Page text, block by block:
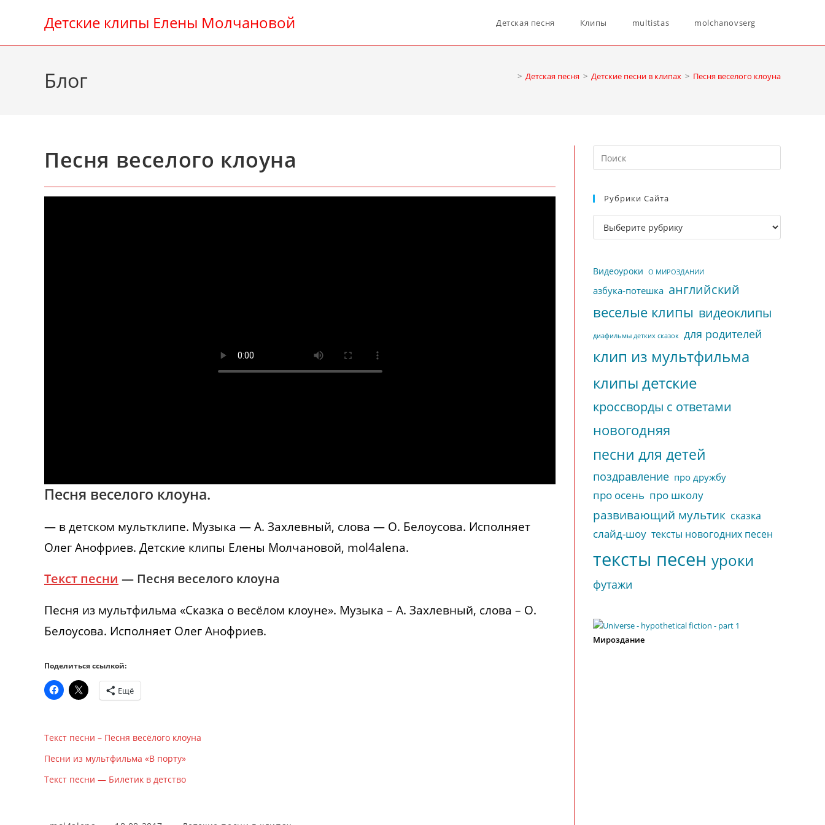
Детские клипы Елены Молчановой Детская песня Клипы multistas molchanovserg
Блог > Детская песня > Детские песни в клипах > Песня веселого клоуна
Песня веселого клоуна
Песня веселого клоуна.
— в детском мультклипе. Музыка — А. Захлевный, слова — О. Белоусова. Исполняет
Олег Анофриев. Детские клипы Елены Молчановой, mol4alena.
Текст песни — Песня веселого клоуна
Песня из мультфильма «Сказка о весёлом клоуне». Музыка – А. Захлевный, слова – О.
Белоусова. Исполняет Олег Анофриев.
Поделиться ссылкой:
Ещё
Текст песни – Песня весёлого клоуна
Песни из мультфильма «В порту»
Текст песни — Билетик в детство
клавишу
закрыть
Рубрики Сайта
Рубрики
сайта
Видеоуроки О МИРОЗДАНИИ
азбука-потешка английский
веселые клипы видеоклипы
диафильмы детких сказок для родителей
клип из мультфильма
клипы детские
кроссворды с ответами
новогодняя
песни для детей
поздравление про дружбу
про осень про школу
развивающий мультик сказка
слайд-шоу тексты новогодних песен
тексты песен уроки
футажи
Мироздание